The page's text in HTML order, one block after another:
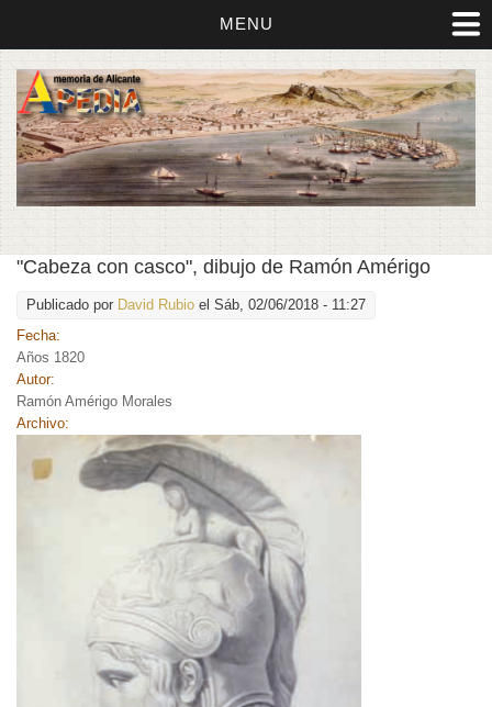
MENU
"Cabeza con casco", dibujo de Ramón Amérigo
Publicado por David Rubio el Sáb, 02/06/2018 - 11:27
Fecha:
Años 1820
Autor:
Ramón Amérigo Morales
Archivo: